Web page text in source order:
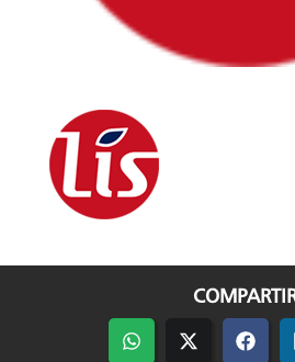
CompartirCompartir